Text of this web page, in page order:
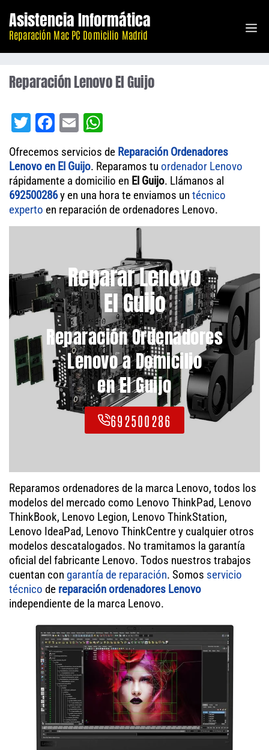
contenido
Asistencia Informática
Reparación Mac PC Domicilio Madrid
Reparación Lenovo El Guijo
T
tt
er
Fa
bo
ok
E
m
ail
ha
ts
A
pp
Ofrecemos servicios de Reparación Ordenadores
Lenovo en El Guijo. Reparamos tu ordenador Lenovo
rápidamente a domicilio en El Guijo. Llámanos al
692500286y en una hora te enviamos un técnico
experto en reparación de ordenadores Lenovo.
Reparar Lenovo
El Guijo
Reparación Ordenadores
Lenovo a Domicilio
en El Guijo
692500286
Reparamos ordenadores de la marca Lenovo, todos los
modelos del mercado como Lenovo ThinkPad, Lenovo
ThinkBook, Lenovo Legion, Lenovo ThinkStation,
Lenovo IdeaPad, Lenovo ThinkCentre y cualquier otros
modelos descatalogados. No tramitamos la garantía
oficial del fabricante Lenovo. Todos nuestros trabajos
cuentan con garantía de reparación. Somos servicio
técnico de reparación ordenadores Lenovo
independiente de la marca Lenovo.